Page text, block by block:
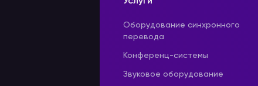
Оборудование синхронного
перевода
Конференц-системы
Звуковое оборудование